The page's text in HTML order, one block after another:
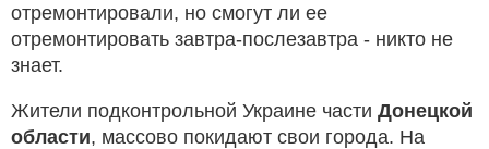
отремонтировали, но смогут ли ее
отремонтировать завтра-послезавтра - никто не
знает.
Жители подконтрольной Украине части Донецкой
области, массово покидают свои города. На